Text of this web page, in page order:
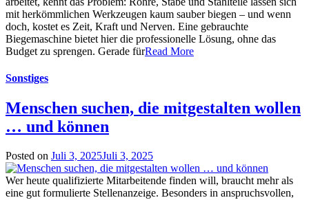
mit herkömmlichen Werkzeugen kaum sauber biegen – und wenn
doch, kostet es Zeit, Kraft und Nerven. Eine gebrauchte
Biegemaschine bietet hier die professionelle Lösung, ohne das
Budget zu sprengen. Gerade fürRead More
Sonstiges
Menschen suchen, die mitgestalten wollen
… und können
Posted on Juli 3, 2025Juli 3, 2025
Wer heute qualifizierte Mitarbeitende finden will, braucht mehr als
eine gut formulierte Stellenanzeige. Besonders in anspruchsvollen,